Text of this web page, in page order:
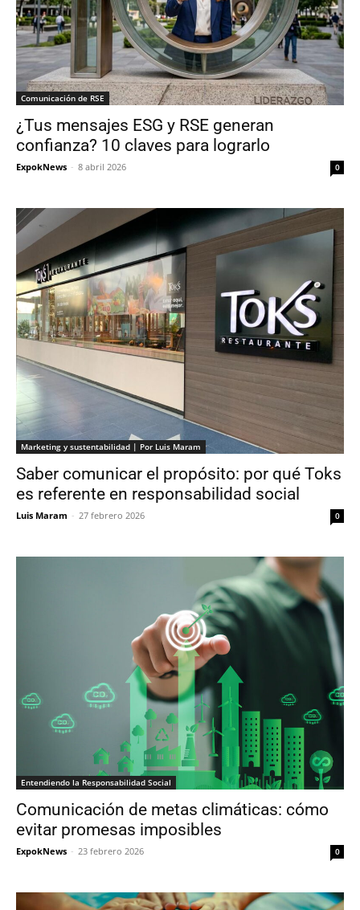
Comunicación de RSE
¿Tus mensajes ESG y RSE generan
confianza? 10 claves para lograrlo
ExpokNews - 8 abril 2026 0
Marketing y sustentabilidad | Por Luis Maram
Saber comunicar el propósito: por qué Toks
es referente en responsabilidad social
Luis Maram - 27 febrero 2026 0
Entendiendo la Responsabilidad Social
Comunicación de metas climáticas: cómo
evitar promesas imposibles
ExpokNews - 23 febrero 2026 0